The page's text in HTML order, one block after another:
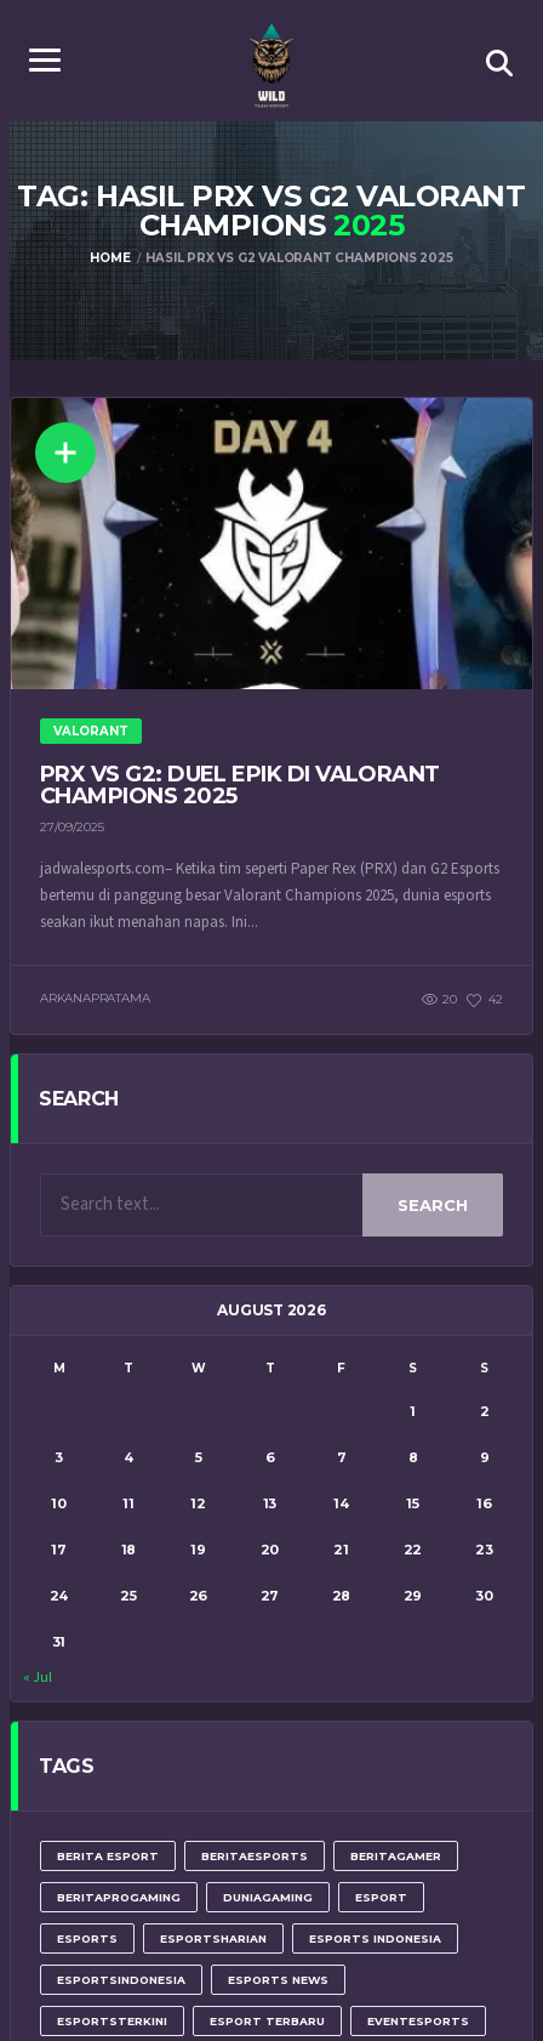
TAG: HASIL PRX VS G2 VALORANT
CHAMPIONS2025
HOME HASIL PRX VS G2 VALORANT CHAMPIONS 2025
VALORANT
PRX VS G2: DUEL EPIK DI VALORANT
CHAMPIONS 2025
27/09/2025
jadwalesports.com– Ketika tim seperti Paper Rex (PRX) dan G2 Esports
bertemu di panggung besar Valorant Champions 2025, dunia esports
seakan ikut menahan napas. Ini...
ARKANAPRATAMA 20 42
SEARCH
SEARCH
AUGUST 2026
M T W T F S S
1 2
3 4 5 6 7 8 9
10 11 12 13 14 15 16
17 18 19 20 21 22 23
24 25 26 27 28 29 30
31
« Jul
TAGS
BERITA ESPORT BERITAESPORTS BERITAGAMER
BERITAPROGAMING DUNIAGAMING ESPORT
ESPORTS ESPORTSHARIAN ESPORTS INDONESIA
ESPORTSINDONESIA ESPORTS NEWS
ESPORTSTERKINI ESPORT TERBARU EVENTESPORTS